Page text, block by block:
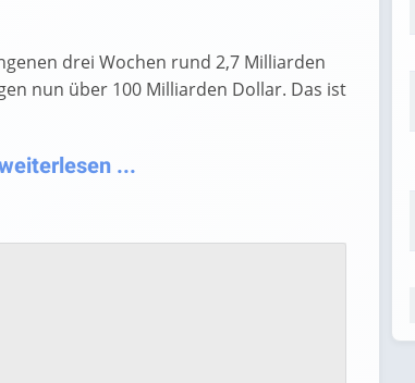
drei Wochen rund 2,7 Milliarden
nun über 100 Milliarden Dollar. Das ist
...